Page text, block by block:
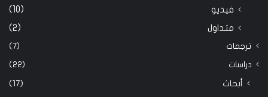
فيديو
(10)
متداول
(2)
ترجمات (7)
دراسات (22)
أبحاث (17)